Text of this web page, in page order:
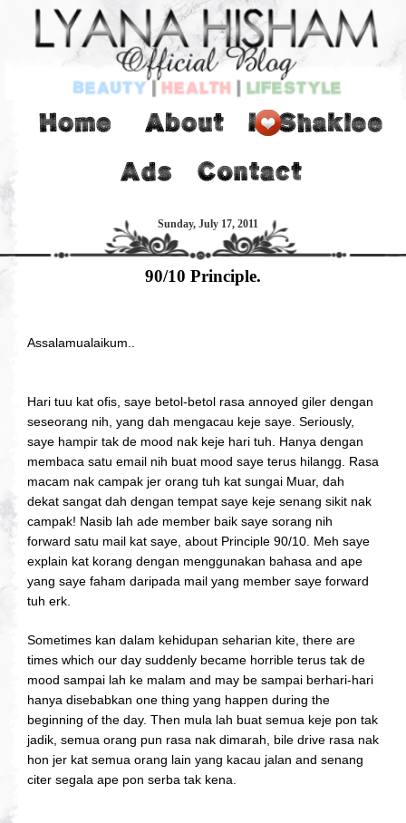
Sunday, July 17, 2011
90/10 Principle.
Assalamualaikum..
Hari tuu kat ofis, saye betol-betol rasa annoyed giler dengan
seseorang nih, yang dah mengacau keje saye. Seriously,
saye hampir tak de mood nak keje hari tuh. Hanya dengan
membaca satu email nih buat mood saye terus hilangg. Rasa
macam nak campak jer orang tuh kat sungai Muar, dah
dekat sangat dah dengan tempat saye keje senang sikit nak
campak! Nasib lah ade member baik saye sorang nih
forward satu mail kat saye, about Principle 90/10. Meh saye
explain kat korang dengan menggunakan bahasa and ape
yang saye faham daripada mail yang member saye forward
tuh erk.
Sometimes kan dalam kehidupan seharian kite, there are
times which our day suddenly became horrible terus tak de
mood sampai lah ke malam and may be sampai berhari-hari
hanya disebabkan one thing yang happen during the
beginning of the day. Then mula lah buat semua keje pon tak
jadik, semua orang pun rasa nak dimarah, bile drive rasa nak
hon jer kat semua orang lain yang kacau jalan and senang
citer segala ape pon serba tak kena.